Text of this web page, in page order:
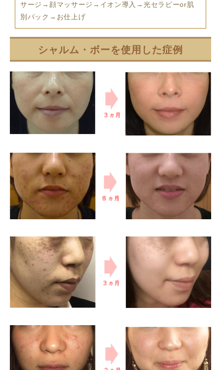
サージ→顔マッサージ→イオン導入→光セラピーor肌
別パック→お仕上げ
シャルム・ボーを使用した症例